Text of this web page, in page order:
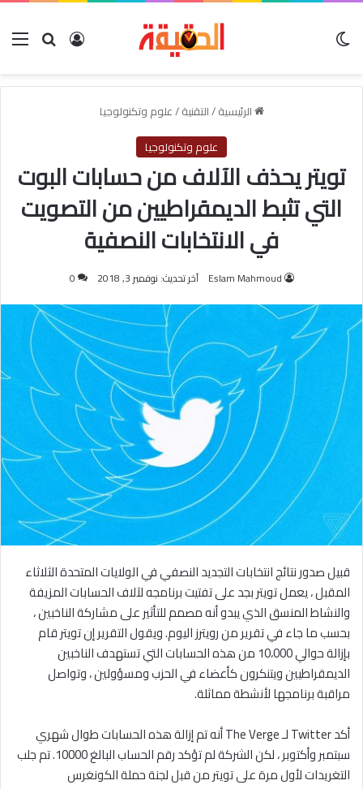
بحث عنتسجيل
الرئيسية/التقنية/علوم وتكنولوجيا
علوم وتكنولوجيا
تويتر يحذف الآلاف من حسابات البوت
التي تثبط الديمقراطيين من التصويت
في الانتخابات النصفية
Eslam Mahmoud آخر تحديث: نوفمبر 3, 2018 0
قبيل صدور نتائج انتخابات التجديد النصفي في الولايات المتحدة الثلاثاء
المقبل ، يعمل تويتر بجد على تفتيت برنامجه لآلاف الحسابات المزيفة
والنشاط المنسق الذي يبدو أنه مصمم للتأثير على مشاركة الناخبين ،
بحسب ما جاء في تقرير من رويترز اليوم. ويقول التقرير إن تويتر قام
بإزالة حوالي 10،000 من هذه الحسابات التي تستهدف الناخبين
الديمقراطيين ويتنكرون كأعضاء في الحزب ومسؤولين ، وتواصل
مراقبة برنامجها لأنشطة مماثلة.
أكد Twitter لـ The Verge أنه تم إزالة هذه الحسابات طوال شهري
سبتمبر وأكتوبر ، لكن الشركة لم تؤكد رقم الحساب البالغ 10000. تم جلب
التغريدات لأول مرة على تويتر من قبل لجنة حملة الكونغرس